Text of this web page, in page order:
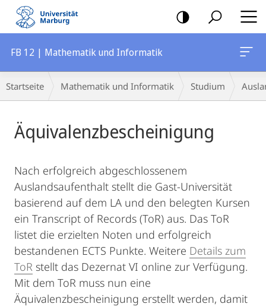
Mobile-
Navigation
FB 12 | Mathematik und Informatik
Breadcrumb-
Navigation
Startseite Mathematik und Informatik Studium
Äquivalenzbescheinigung
Nach erfolgreich abgeschlossenem
Auslandsaufenthalt stellt die Gast-Universität
basierend auf dem LA und den belegten Kursen
ein Transcript of Records (ToR) aus. Das ToR
listet die erzielten Noten und erfolgreich
bestandenen ECTS Punkte. Weitere Details zum
ToR stellt das Dezernat VI online zur Verfügung.
Mit dem ToR muss nun eine
Äquivalenzbescheinigung erstellt werden, damit